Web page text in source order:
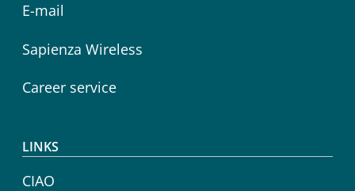
E-mail
Sapienza Wireless
Career service
LINKS
CIAO